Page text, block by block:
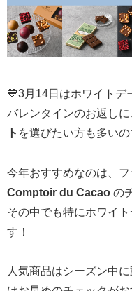
💙3月14日はホワイトデ
バレンタインのお返しに
ト を選びたい方も多い
今年おすすめなのは、
Comptoir du Cacao の
その中でも特にホワイ
す！
人気商品はシーズン中